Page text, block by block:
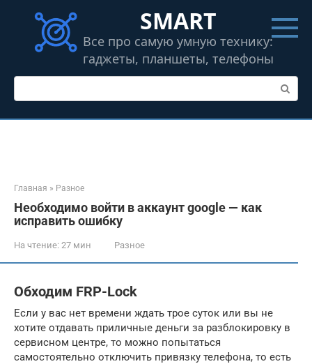
контенту
SMART
Все про самую умную технику:
гаджеты, планшеты, телефоны
Поиск:
Главная » Разное
Необходимо войти в аккаунт google — как
исправить ошибку
На чтение: 27 мин Разное
Обходим FRP-Lock
Если у вас нет времени ждать трое суток или вы не
хотите отдавать приличные деньги за разблокировку в
сервисном центре, то можно попытаться
самостоятельно отключить привязку телефона, то есть